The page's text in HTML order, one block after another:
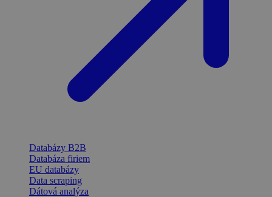
Databázy B2B
Databáza firiem
EU databázy
Data scraping
Dátová analýza